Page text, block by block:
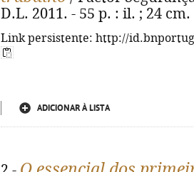
D.L. 2011. - 55 p. : il. ; 24 cm.
Link persistente: http://
ADICIONAR À LISTA